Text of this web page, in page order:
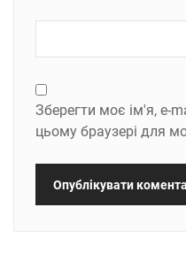
Зберегти моє ім'я, e-
цьому браузері для